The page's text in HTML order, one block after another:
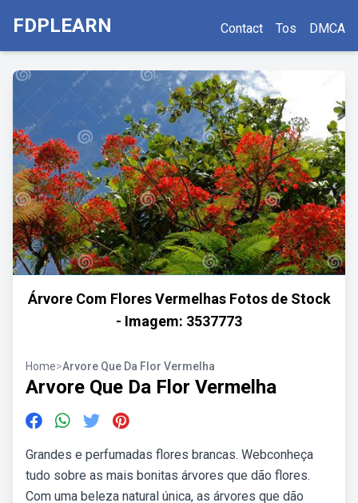
FDPLEARN Contact Tos DMCA
Árvore Com Flores Vermelhas Fotos de Stock
- Imagem: 3537773
Home>Arvore Que Da Flor Vermelha
Arvore Que Da Flor Vermelha
Grandes e perfumadas flores brancas. Webconheça
tudo sobre as mais bonitas árvores que dão flores.
Com uma beleza natural única, as árvores que dão